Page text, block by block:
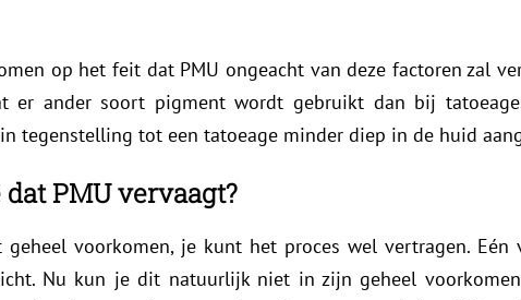
op het feit dat PMU ongeacht van deze factoren zal
er ander soort pigment wordt gebruikt dan bij
tegenstelling tot een tatoeage minder diep in de huid
PMU vervaagt?
voorkomen, je kunt het proces wel vertragen. Eén
Nu kun je dit natuurlijk niet in zijn geheel